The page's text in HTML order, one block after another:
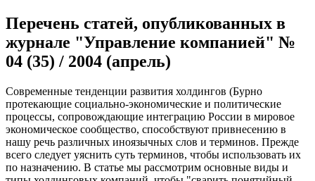
Перечень статей, опубликованных в
журнале "Управление компанией" №
04 (35) / 2004 (апрель)
Современные тенденции развития холдингов (Бурно
протекающие социально-экономические и политические
процессы, сопровождающие интеграцию России в мировое
экономическое сообщество, способствуют привнесению в
нашу речь различных иноязычных слов и терминов. Прежде
всего следует уяснить суть терминов, чтобы использовать их
по назначению. В статье мы рассмотрим основные виды и